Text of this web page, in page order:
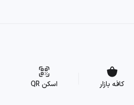
کافه بازار اسکن QR